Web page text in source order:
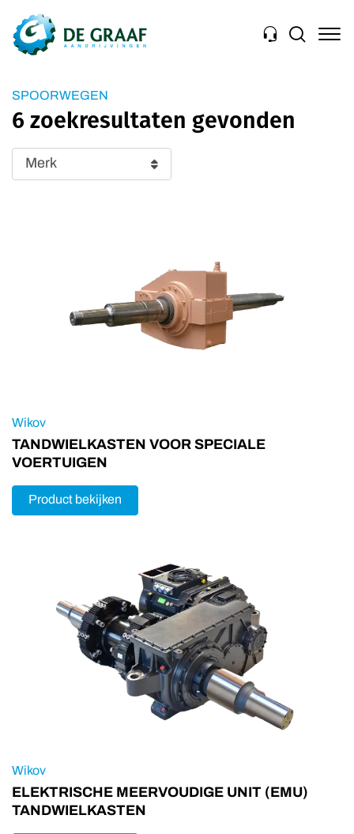
Navigation
SPOORWEGEN
6 zoekresultaten gevonden
Merk
Wikov
TANDWIELKASTEN VOOR SPECIALE
VOERTUIGEN
Product bekijken
Wikov
ELEKTRISCHE MEERVOUDIGE UNIT (EMU)
TANDWIELKASTEN